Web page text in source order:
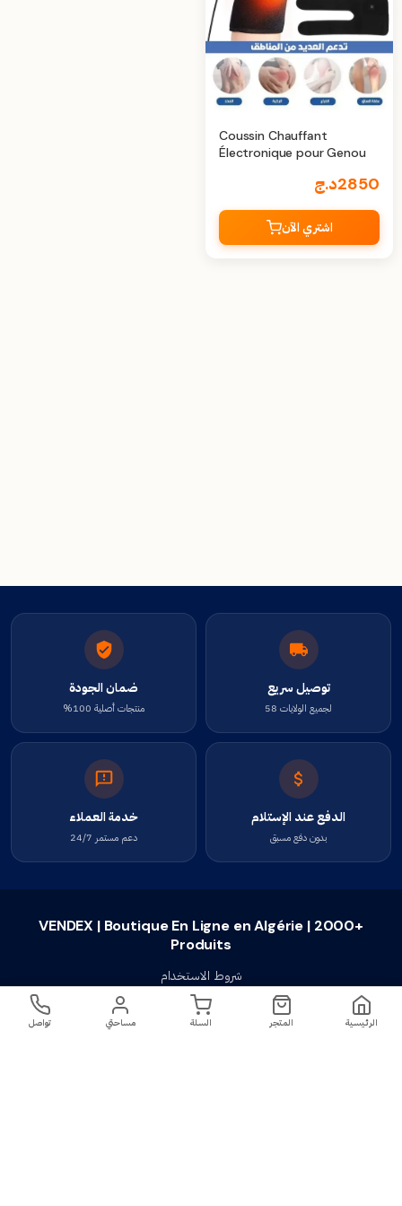
Coussin Chauffant
Électronique pour Genou
2850د.ج
اشتري الآن
توصيل سريع
لجميع الولايات 58
ضمان الجودة
منتجات أصلية 100%
الدفع عند الإستلام
بدون دفع مسبق
خدمة العملاء
دعم مستمر 24/7
VENDEX | Boutique En Ligne en Algérie | 2000+
Produits
شروط الاستخدام
سياسة الخصوصية
سياسة الإستبدال والإسترجاع
الرئيسية المتجر السلة مساحتي تواصل